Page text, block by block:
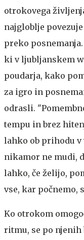
otrokovega
najgloblje
preko
ki v ljubljanskem
poudarja, kako
za igro in
odrasli.
tempu in brez
lahko ob prihodu v
nikamor ne mudi,
lahko, če želijo,
vse, kar počnemo,
Ko otrokom
ritmu, se po njenih